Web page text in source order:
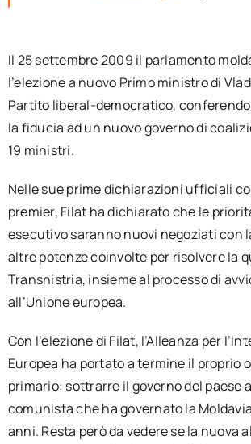
Il 25 settembre 2009 il parlamento
l’elezione a nuovo Primo ministro di
Partito liberal-democratico,
la fiducia ad un nuovo governo di
19 ministri.
Nelle sue prime dichiarazioni ufficiali
premier, Filat ha dichiarato che le
esecutivo saranno nuovi negoziati con
altre potenze coinvolte per risolvere la
Transnistria, insieme al processo di
all’Unione europea.
Con l’elezione di Filat, l’Alleanza per
Europea ha portato a termine il proprio
primario: sottrarre il governo del paese
comunista che ha governato la
anni. Resta però da vedere se la nuova